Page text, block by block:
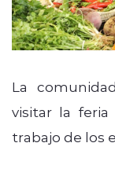
La
visitar la
trabajo de los